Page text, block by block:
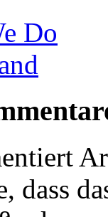
Do
dass